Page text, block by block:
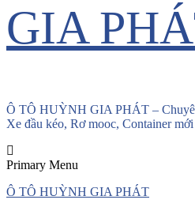
GIA
Ô TÔ HUỲNH GIA PHÁT –
Xe đầu kéo, Rơ mooc, Container
Primary Menu
Ô TÔ HUỲNH GIA PHÁT